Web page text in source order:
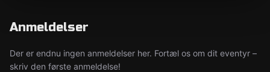
Anmeldelser
Der er endnu ingen anmeldelser her. Fortæl os om dit eventyr –
skriv den første anmeldelse!